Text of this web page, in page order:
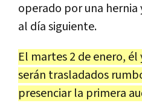
operado por una hernia
al día siguiente.
El martes 2 de enero, él
serán trasladados
presenciar la primera